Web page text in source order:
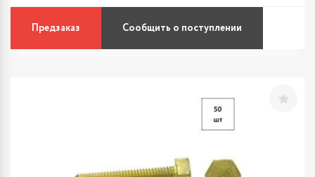
Предзаказ Сообщить о поступлении